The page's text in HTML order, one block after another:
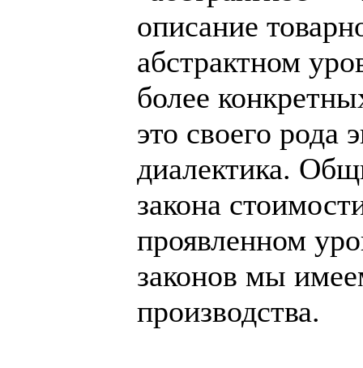
описание
абстрактном
более
это своего рода
диалектика.
закона
проявленном
законов мы
производства.